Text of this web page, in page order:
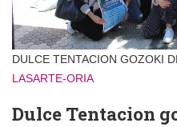
DULCE TENTACION GOZOKI
LASARTE-ORIA
Dulce Tentacion